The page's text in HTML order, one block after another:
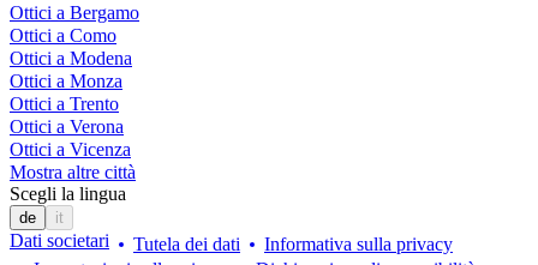
Ottici a Bergamo
Ottici a Como
Ottici a Modena
Ottici a Monza
Ottici a Trento
Ottici a Verona
Ottici a Vicenza
Mostra altre città
Scegli la lingua
de it
Dati societari Tutela dei dati
Informativa sulla privacy